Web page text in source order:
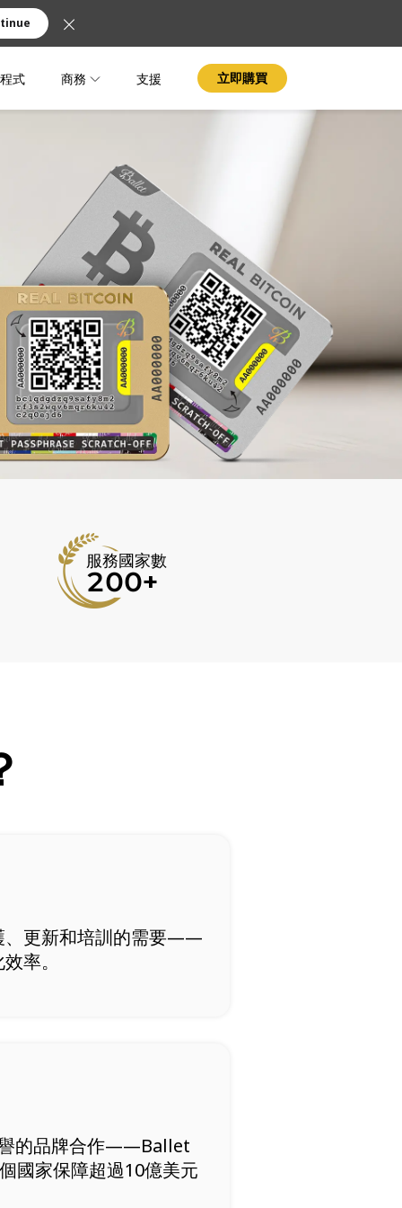
式 商務 支援 立即購買
服務國家數
200+
、更新和培訓的需要——
率。
的品牌合作——Ballet
國家保障超過10億美元